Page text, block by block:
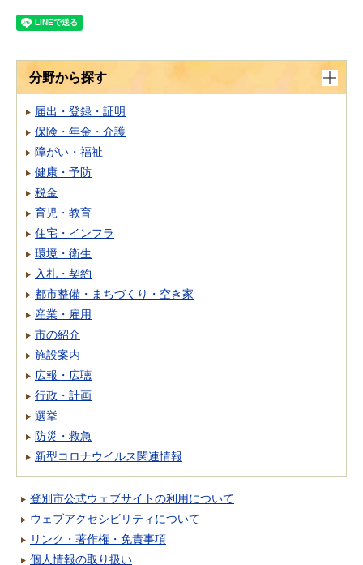
分野から探す
届出・登録・証明
保険・年金・介護
障がい・福祉
健康・予防
税金
育児・教育
住宅・インフラ
環境・衛生
入札・契約
都市整備・まちづくり・空き家
産業・雇用
市の紹介
施設案内
広報・広聴
行政・計画
選挙
防災・救急
新型コロナウイルス関連情報
登別市公式ウェブサイトの利用について
ウェブアクセシビリティについて
リンク・著作権・免責事項
個人情報の取り扱い